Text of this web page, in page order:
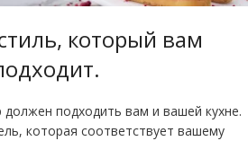
который вам
.
подходить вам и вашей кухне.
которая соответствует вашему